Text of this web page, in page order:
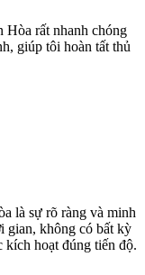
Hòa rất nhanh chóng
giúp tôi hoàn tất thủ
là sự rõ ràng và minh
gian, không có bất kỳ
kích hoạt đúng tiến độ.